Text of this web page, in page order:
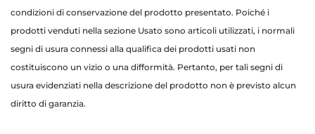
condizioni di conservazione del prodotto presentato. Poiché i
prodotti venduti nella sezione Usato sono articoli utilizzati, i normali
segni di usura connessi alla qualifica dei prodotti usati non
costituiscono un vizio o una difformità. Pertanto, per tali segni di
usura evidenziati nella descrizione del prodotto non è previsto alcun
diritto di garanzia.